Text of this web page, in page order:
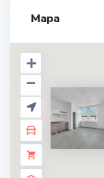
Mapa